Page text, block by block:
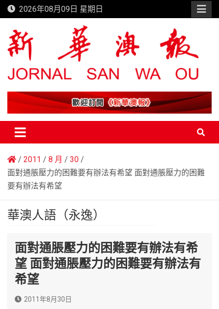
Skip
to
content
2026年08月09日 星期日
新華澳報
2011 8 月
30
面對通脹壓力的困難要有辦法有希望 面對通脹壓力的困難
要有辦法有希望
華澳人語（永逸）
面對通脹壓力的困難要有辦法有希
望 面對通脹壓力的困難要有辦法有
希望
2011年8月30日